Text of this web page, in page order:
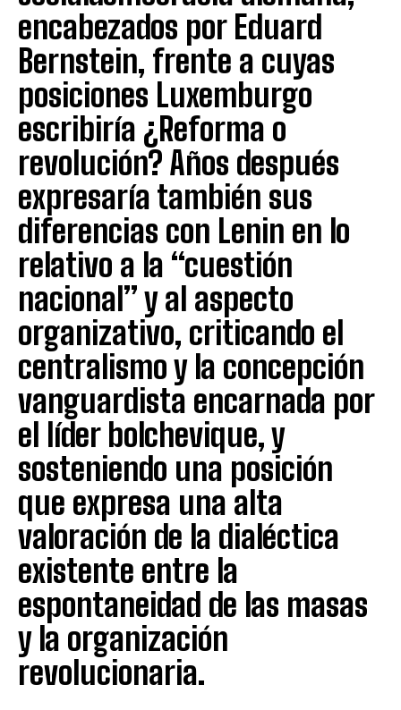
encabezados por Eduard
Bernstein, frente a cuyas
posiciones Luxemburgo
escribiría ¿Reforma o
revolución? Años después
expresaría también sus
diferencias con Lenin en lo
relativo a la “cuestión
nacional” y al aspecto
organizativo, criticando el
centralismo y la concepción
vanguardista encarnada por
el líder bolchevique, y
sosteniendo una posición
que expresa una alta
valoración de la dialéctica
existente entre la
espontaneidad de las masas
y la organización
revolucionaria.